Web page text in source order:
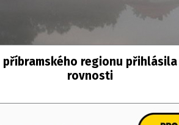
regionu
rovnosti